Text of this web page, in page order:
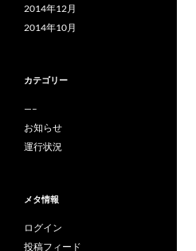
2014年12月
2014年10月
カテゴリー
—–
お知らせ
運行状況
メタ情報
ログイン
投稿フィード